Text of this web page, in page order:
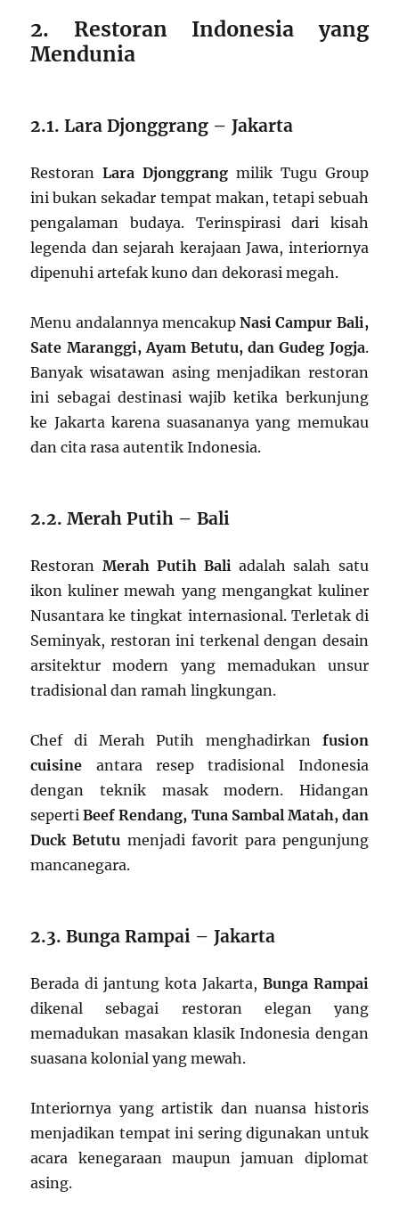
2. Restoran Indonesia yang
Mendunia
2.1. Lara Djonggrang – Jakarta
RestoranLara Djonggrang milik Tugu Group
ini bukan sekadar tempat makan, tetapi sebuah
pengalaman budaya. Terinspirasi dari kisah
legenda dan sejarah kerajaan Jawa, interiornya
dipenuhi artefak kuno dan dekorasi megah.
Menu andalannya mencakupNasi Campur Bali,
Sate Maranggi, Ayam Betutu, dan Gudeg Jogja.
Banyak wisatawan asing menjadikan restoran
ini sebagai destinasi wajib ketika berkunjung
ke Jakarta karena suasananya yang memukau
dan cita rasa autentik Indonesia.
2.2. Merah Putih – Bali
Restoran Merah Putih Bali adalah salah satu
ikon kuliner mewah yang mengangkat kuliner
Nusantara ke tingkat internasional. Terletak di
Seminyak, restoran ini terkenal dengan desain
arsitektur modern yang memadukan unsur
tradisional dan ramah lingkungan.
Chef di Merah Putih menghadirkan fusion
cuisine antara resep tradisional Indonesia
dengan teknik masak modern. Hidangan
sepertiBeef Rendang, Tuna Sambal Matah, dan
Duck Betutu menjadi favorit para pengunjung
mancanegara.
2.3. Bunga Rampai – Jakarta
Berada di jantung kota Jakarta, Bunga Rampai
dikenal sebagai restoran elegan yang
memadukan masakan klasik Indonesia dengan
suasana kolonial yang mewah.
Interiornya yang artistik dan nuansa historis
menjadikan tempat ini sering digunakan untuk
acara kenegaraan maupun jamuan diplomat
asing.